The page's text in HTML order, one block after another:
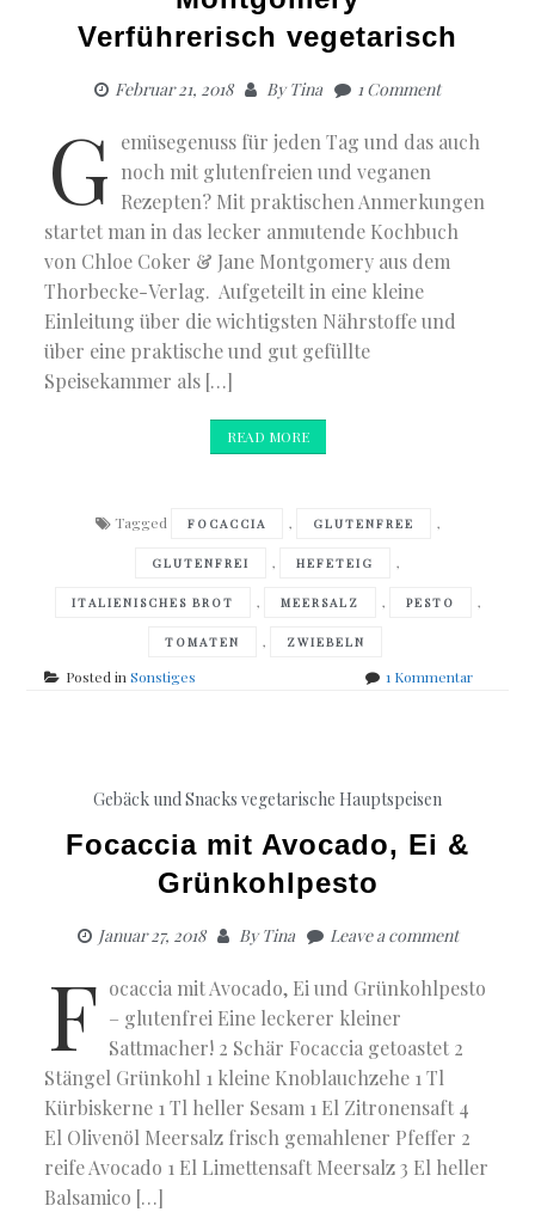
Verführerisch vegetarisch
Februar 21, 2018 ByTina 1 Comment
G emüsegenuss für jeden Tag und das auch
noch mit glutenfreien und veganen
Rezepten? Mit praktischen Anmerkungen
startet man in das lecker anmutende Kochbuch
von Chloe Coker & Jane Montgomery aus dem
Thorbecke-Verlag. Aufgeteilt in eine kleine
Einleitung über die wichtigsten Nährstoffe und
über eine praktische und gut gefüllte
Speisekammer als […]
READ MORE
Tagged FOCACCIA , GLUTENFREE ,
GLUTENFREI , HEFETEIG ,
ITALIENISCHES BROT , MEERSALZ , PESTO ,
TOMATEN , ZWIEBELN
Posted inSonstiges 1 Kommentarzu
Gebäck und Snacks vegetarische Hauptspeisen
Focaccia mit Avocado, Ei &
Grünkohlpesto
Januar 27, 2018 ByTina Leave a comment
F ocaccia mit Avocado, Ei und Grünkohlpesto
– glutenfrei Eine leckerer kleiner
Sattmacher! 2 Schär Focaccia getoastet 2
Stängel Grünkohl 1 kleine Knoblauchzehe 1 Tl
Kürbiskerne 1 Tl heller Sesam 1 El Zitronensaft 4
El Olivenöl Meersalz frisch gemahlener Pfeffer 2
reife Avocado 1 El Limettensaft Meersalz 3 El heller
Balsamico […]